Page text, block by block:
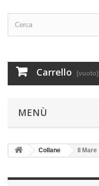
Carrello (vuoto)
MENÙ
Collane Il Mare